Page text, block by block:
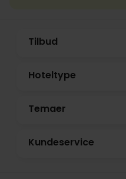
Tilbud
Hoteltype
Temaer
Kundeservice